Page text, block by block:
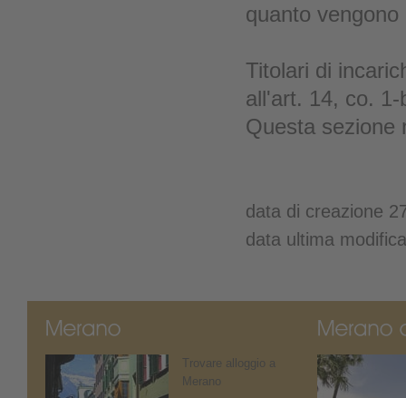
quanto
Titolari di
all'art. 14, co.
Questa sezione
data di creazione
data ultima
Trovare alloggio a
Merano